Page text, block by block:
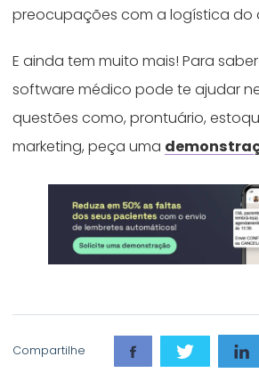
preocupações com a logística do
E ainda tem muito mais! Para
software médico pode te ajudar
questões como, prontuário,
marketing, peça uma
Compartilhe